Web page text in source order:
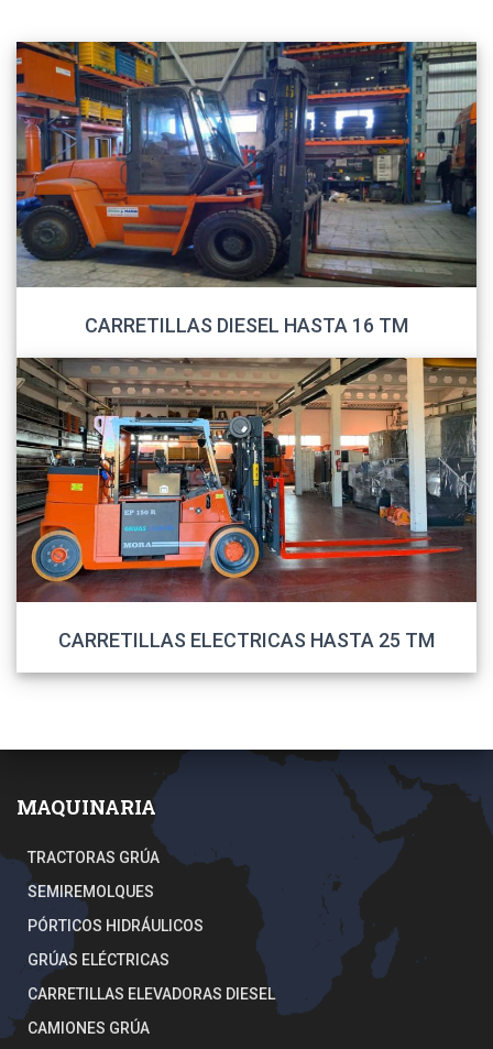
CARRETILLAS DIESEL HASTA 16 TM
CARRETILLAS ELECTRICAS HASTA 25 TM
MAQUINARIA
TRACTORAS GRÚA
SEMIREMOLQUES
PÓRTICOS HIDRÁULICOS
GRÚAS ELÉCTRICAS
CARRETILLAS ELEVADORAS DIESEL
CAMIONES GRÚA